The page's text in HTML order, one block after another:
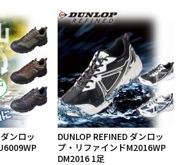
ンロッ
DUNLOP REFINED ダンロッ
プ・リファインドM2016WP
DM2016 1足